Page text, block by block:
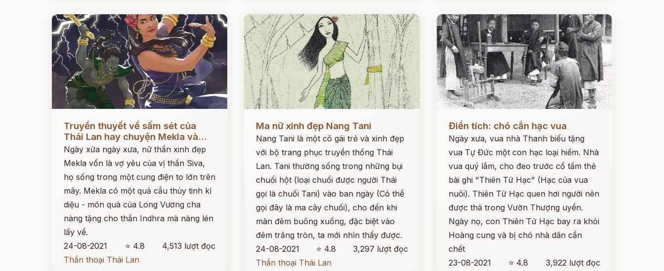
Đọc ngay
Truyền thuyết về sấm sét của
Thái Lan hay chuyện Mekla và...
Ngày xửa ngày xưa, nữ thần xinh đẹp
Mekla vốn là vợ yêu của vị thần Siva,
họ sống trong một cung điện to lớn trên
mây. Mekla có một quả cầu thủy tinh kì
diệu - món quà của Long Vương cha
nàng tặng cho thần Indhra mà nàng lén
lấy về.
24-08-2021
⭐ 4.8
4,513 lượt đọc
Thần thoại Thái Lan
Ma nữ xinh đẹp Nang Tani
Nang Tani là một cô gái trẻ và xinh đẹp
với bộ trang phục truyền thống Thái
Lan. Tani thường sống trong những bụi
chuối hột (loại chuối được người Thái
gọi là chuối Tani) vào ban ngày (Có thể
gọi đây là ma cây chuối), cho đến khi
màn đêm buông xuống, đặc biệt vào
đêm trăng tròn, ta mới nhìn thấy được.
24-08-2021
⭐ 4.8
3,297 lượt đọc
Thần thoại Thái Lan
Đọc ngay
Điển tích: chó cắn hạc vua
Ngày xưa, vua nhà Thanh biếu tặng
vua Tự Đức một con hạc loại hiếm. Nhà
vua quý lắm, cho đeo trước cổ tấm thẻ
bài ghi "Thiên Tử Hạc" (Hạc của vua
nuôi). Thiên Tử Hạc quen hơi người nên
được thả trong Vườn Thượng uyển.
Ngày nọ, con Thiên Tử Hạc bay ra khỏi
Hoàng cung và bị chó nhà dân cắn
chết
23-08-2021
⭐ 4.8
3,922 lượt đọc